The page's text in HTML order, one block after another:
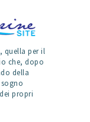
quella per il
che, dopo
della
propri